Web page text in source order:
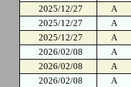
2025/12/27
A
2025/12/27
A
2025/12/27
A
2026/02/08
A
2026/02/08
A
2026/02/08
A